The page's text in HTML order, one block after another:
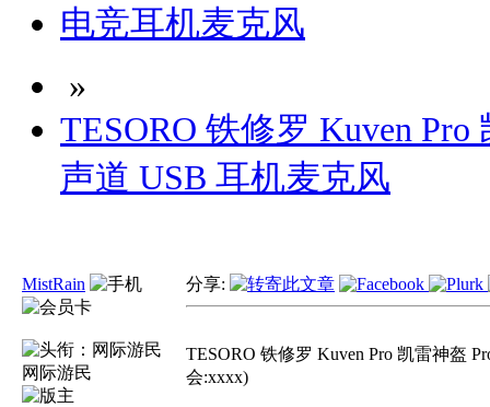
电竞耳机麦克风
»
TESORO 铁修罗 Kuven Pro
声道 USB 耳机麦克风
MistRain
网际游民
分享:
TESORO 铁修罗 Kuven Pro 凯雷神盔
会:xxxx)